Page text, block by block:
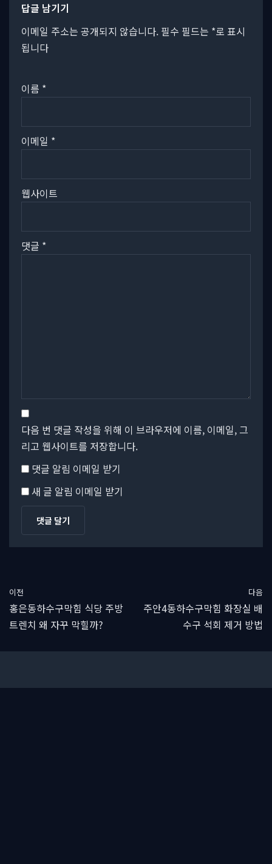
답글 남기기
이메일 주소는 공개되지 않습니다. 필수 필드는 *로 표시
됩니다
이름 *
이메일 *
웹사이트
댓글 *
다음 번 댓글 작성을 위해 이 브라우저에 이름, 이메일, 그
리고 웹사이트를 저장합니다.
댓글 알림 이메일 받기
새 글 알림 이메일 받기
이전
홍은동하수구막힘 식당 주방
트렌치 왜 자꾸 막힐까?
다음
주안4동하수구막힘 화장실 배
수구 석회 제거 방법